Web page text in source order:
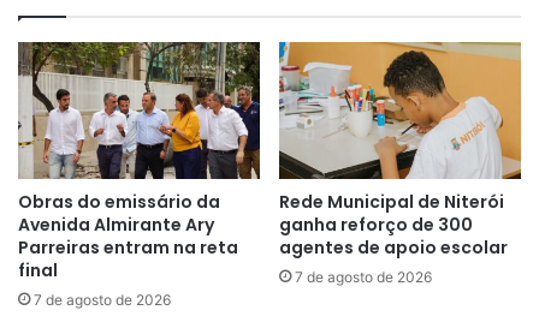
Obras do emissário da
Avenida Almirante Ary
Parreiras entram na reta
final
7 de agosto de 2026
Rede Municipal de Niterói
ganha reforço de 300
agentes de apoio escolar
7 de agosto de 2026